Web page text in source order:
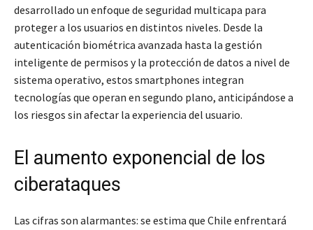
desarrollado un enfoque de seguridad multicapa para
proteger a los usuarios en distintos niveles. Desde la
autenticación biométrica avanzada hasta la gestión
inteligente de permisos y la protección de datos a nivel de
sistema operativo, estos smartphones integran
tecnologías que operan en segundo plano, anticipándose a
los riesgos sin afectar la experiencia del usuario.
El aumento exponencial de los
ciberataques
Las cifras son alarmantes: se estima que Chile enfrentará